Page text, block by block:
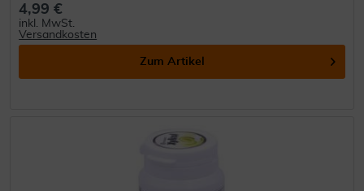
4,99 €
inkl. MwSt.
Versandkosten
Zum Artikel